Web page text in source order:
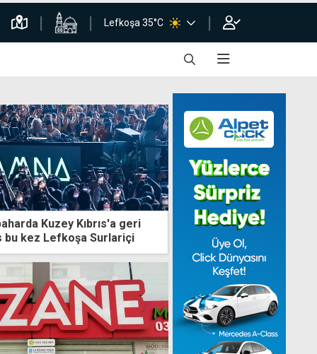
Lefkoşa 35°C
Kuzey Kıbrıs'a geri
bu kez Lefkoşa Surlariçi